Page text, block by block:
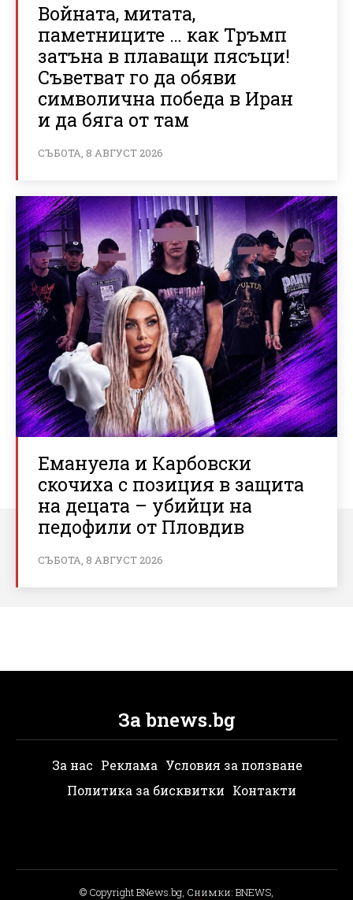
Войната, митата,
паметниците … как Тръмп
затъна в плаващи пясъци!
Съветват го да обяви
символична победа в Иран
и да бяга от там
СЪБОТА, 8 АВГУСТ 2026
Емануела и Карбовски
скочиха с позиция в защита
на децата – убийци на
педофили от Пловдив
СЪБОТА, 8 АВГУСТ 2026
За bnews.bg
За нас Реклама Условия за ползване
Политика за бисквитки Контакти
© Copyright BNews.bg, Снимки: BNEWS,